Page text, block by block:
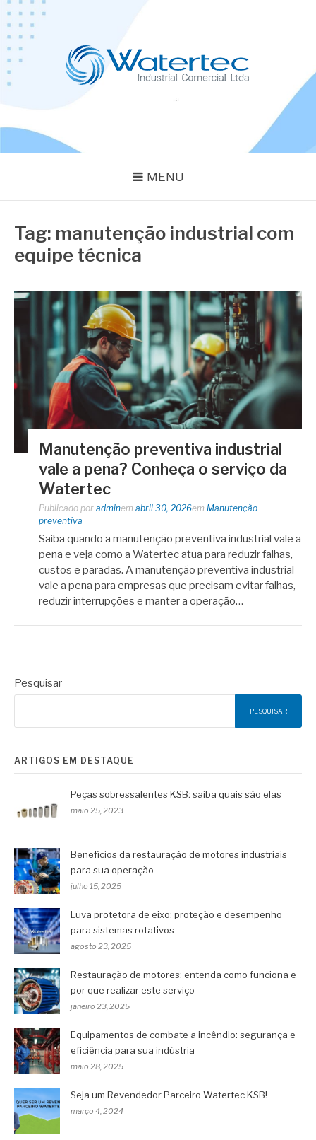
Pular
para
conteúdo
MENU
Tag: manutenção industrial com
equipe técnica
Manutenção preventiva industrial
vale a pena? Conheça o serviço da
Watertec
Publicado por adminem abril 30, 2026em Manutenção
preventiva
Saiba quando a manutenção preventiva industrial vale a
pena e veja como a Watertec atua para reduzir falhas,
custos e paradas. A manutenção preventiva industrial
vale a pena para empresas que precisam evitar falhas,
reduzir interrupções e manter a operação…
Pesquisar
PESQUISAR
ARTIGOS EM DESTAQUE
Peças sobressalentes KSB: saiba quais são elas
maio 25, 2023
Benefícios da restauração de motores industriais
para sua operação
julho 15, 2025
Luva protetora de eixo: proteção e desempenho
para sistemas rotativos
agosto 23, 2025
Restauração de motores: entenda como funciona e
por que realizar este serviço
janeiro 23, 2025
Equipamentos de combate a incêndio: segurança e
eficiência para sua indústria
maio 28, 2025
Seja um Revendedor Parceiro Watertec KSB!
março 4, 2024